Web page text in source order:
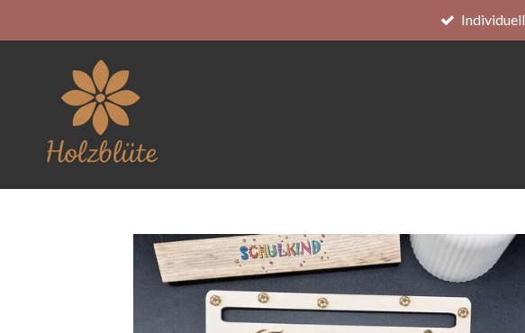
Hauptinhalt
Individuell